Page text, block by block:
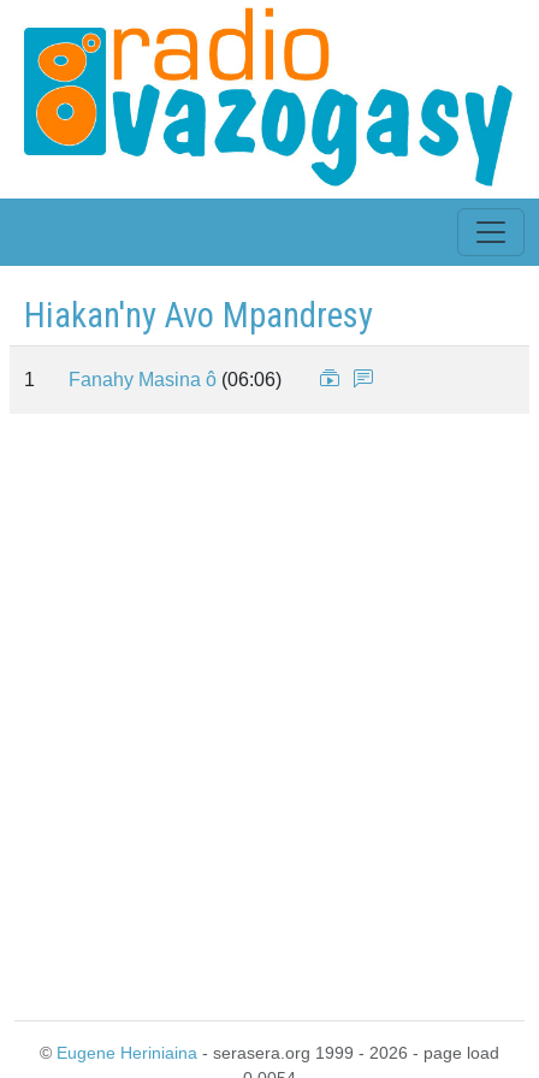
Hiakan'ny Avo Mpandresy
1 Fanahy Masina ô (06:06)
© Eugene Heriniaina - serasera.org 1999 - 2026 - page load